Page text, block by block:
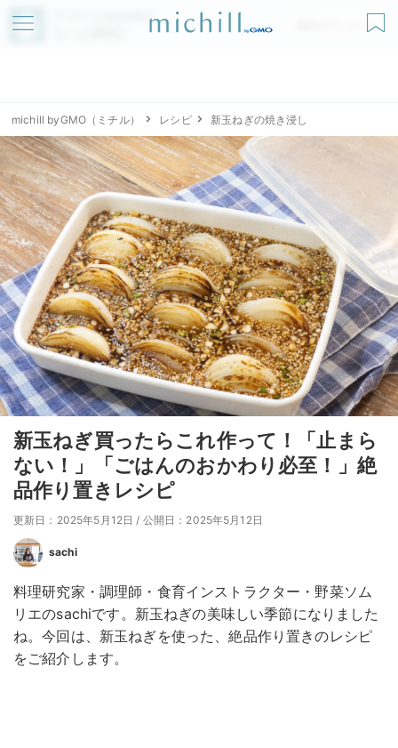
アプリでmichillが
無料ダウンロード
michill byGMO（ミチル） レシピ 新玉ねぎの焼き浸し
新玉ねぎ買ったらこれ作って！「止まら
ない！」「ごはんのおかわり必至！」絶
品作り置きレシピ
更新日：2025年5月12日 / 公開日：2025年5月12日
sachi
料理研究家・調理師・食育インストラクター・野菜ソム
リエのsachiです。新玉ねぎの美味しい季節になりました
ね。今回は、新玉ねぎを使った、絶品作り置きのレシピ
をご紹介します。